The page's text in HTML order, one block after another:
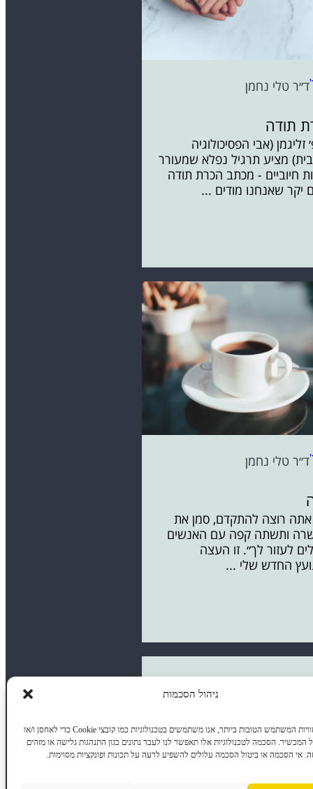
ניהול הסכמות
כדי לספק את חוויות המשתמש הטובות ביותר, אנו משתמשים בטכנולוגיות כמו קובצי Cookie כדי לאחסן ו/או
הסכמה לטכנולוגיות אלו תאפשר לנו לעבד נתונים כגון התנהגות גלישה או מזהים
זה. אי הסכמה או ביטול הסכמה עלולים להשפיע לרעה על תכונות ופונקציות מסוימות.
ד״ר טלי נחמן
תודה
זליגמן (אבי הפסיכולוגיה
מציע תרגיל נפלא שמעורר
חיוביים - מכתב הכרת תודה
יקר שאנחנו מודים ...
ד״ר טלי נחמן
רוצה להתקדם, סמן את
ותשתה קפה עם האנשים
לעזור לך״. זו העצה
החדש שלי ...